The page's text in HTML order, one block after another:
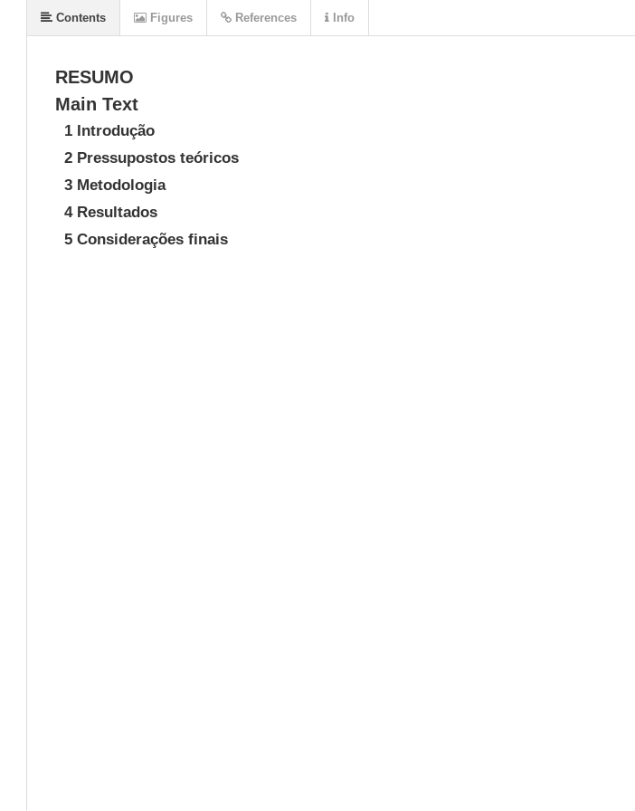
RESUMO
Main Text
1 Introdução
2 Pressupostos teóricos
3 Metodologia
4 Resultados
5 Considerações finais
Contents Figures References Info